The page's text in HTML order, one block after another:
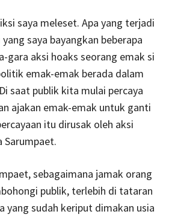
saya meleset. Apa yang terjadi
saya bayangkan beberapa
gara aksi hoaks seorang emak si
emak-emak berada dalam
saat publik kita mulai percaya
ajakan emak-emak untuk ganti
itu dirusak oleh aksi
Sarumpaet.
sebagaimana jamak orang
publik, terlebih di tataran
yang sudah keriput dimakan usia